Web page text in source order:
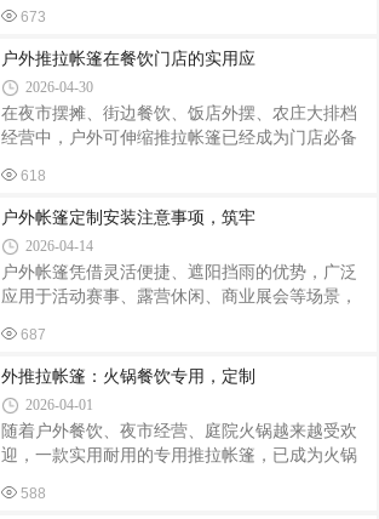
不易变形，使用寿命长；篷布选用高密度防晒面
易褪色的特点，长期使用依旧外观整洁大气
观性，为顾客打造灵活舒适的户外用餐环境。定
制设计：贴合需求，彰显特色户外火锅帐篷的定
制需以场地条件与经营需求为核心。例如，街角
火锅店因户外空间不规则，可定制异形帐篷，通
过模块化拼接充分利用每一寸空间；若场地平坦
开阔，则可选择标准长方形或方形帐篷，长度按
需延伸，满足不同规模用餐需求。材质选择上，
确保在恶劣天气下稳定；篷布需选用防水、
673
户外推拉帐篷在餐饮门店的实用应
2026-04-30
在夜市摆摊、街边餐饮、饭店外摆、农庄大排档
经营中，户外可伸缩推拉帐篷已经成为门店必备
高的特点，完美适配餐饮行业户外经营需求，有
效拓宽营业面积，提升食客用餐体验。餐饮门店
使用推拉帐篷，首先能够拓展户外经营区域。很
多室内店面空间有限，用餐高峰期座位紧张，加
装推拉帐篷后可打造露天就餐区，轻松增加多张
餐桌，承接更多客流，直接提升门店营业额。不
管是街边小吃店、烧烤大排档、奶茶冷饮店，还
阳防雨效果突出，保障全天候经营。日常晴
618
户外帐篷定制安装注意事项，筑牢
2026-04-14
户外帐篷凭借灵活便捷、遮阳挡雨的优势，广泛
应用于活动赛事、露营休闲、商业展会等场景，
直接关系到使用安全、使用寿命及使用体验，若
安装不规范，易出现坍塌、漏雨、松动等隐患。
结合户外实操经验，梳理户外帐篷定制安装核心
注意事项，为相关从业者及使用者提供参考。安
装前准备，做好场地与产品核查。首先勘察安装
场地，清理杂物、尖锐石块等障碍物，确保场地
平整、坚实，避免地面凹凸不平导致帐篷受力不
687
外推拉帐篷：火锅餐饮专用，定制
2026-04-01
随着户外餐饮、夜市经营、庭院火锅越来越受欢
迎，一款实用耐用的专用推拉帐篷，已成为火锅
为火锅餐饮场景定制的户外推拉帐篷，兼具遮
588